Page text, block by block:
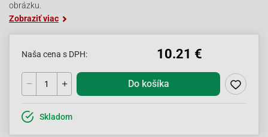
obrázku.
Zobraziť viac
Naša cena s DPH: 10.21 €
Do košíka
Skladom